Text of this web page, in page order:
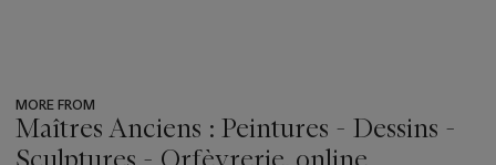
MORE FROM
Maîtres Anciens : Peintures - Dessins -